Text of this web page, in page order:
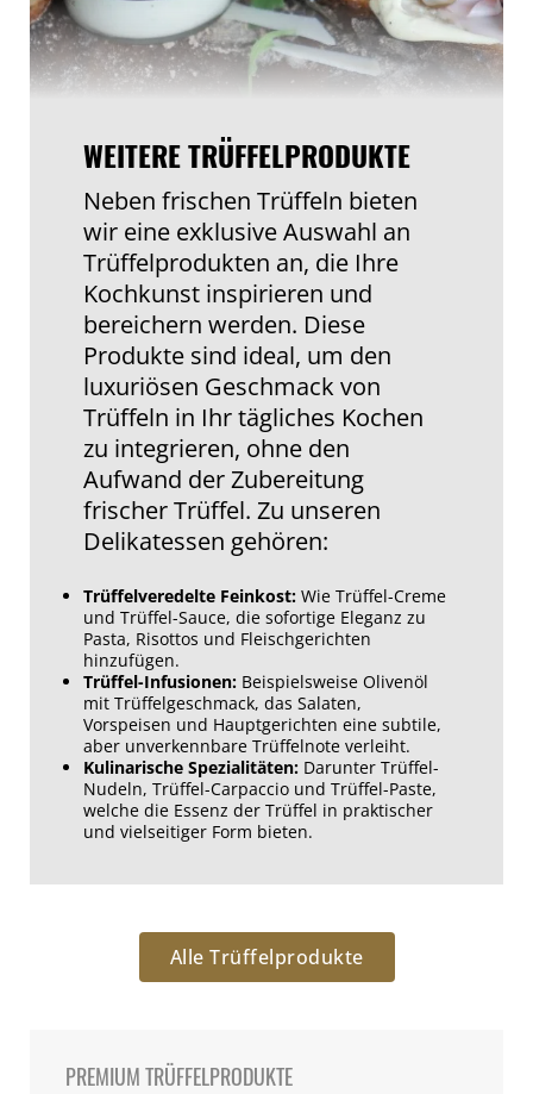
WEITERE TRÜFFELPRODUKTE
Neben frischen Trüffeln bieten
wir eine exklusive Auswahl an
Trüffelprodukten an, die Ihre
Kochkunst inspirieren und
bereichern werden. Diese
Produkte sind ideal, um den
luxuriösen Geschmack von
Trüffeln in Ihr tägliches Kochen
zu integrieren, ohne den
Aufwand der Zubereitung
frischer Trüffel. Zu unseren
Delikatessen gehören:
Trüffelveredelte Feinkost: Wie Trüffel-Creme
und Trüffel-Sauce, die sofortige Eleganz zu
Pasta, Risottos und Fleischgerichten
hinzufügen.
Trüffel-Infusionen: Beispielsweise Olivenöl
mit Trüffelgeschmack, das Salaten,
Vorspeisen und Hauptgerichten eine subtile,
aber unverkennbare Trüffelnote verleiht.
Kulinarische Spezialitäten: Darunter Trüffel-
Nudeln, Trüffel-Carpaccio und Trüffel-Paste,
welche die Essenz der Trüffel in praktischer
und vielseitiger Form bieten.
Alle Trüffelprodukte
PREMIUM TRÜFFELPRODUKTE